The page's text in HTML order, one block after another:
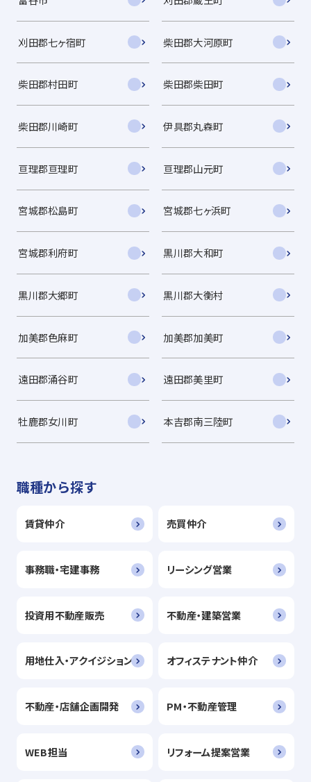
刈田郡七ヶ宿町 柴田郡大河原町
柴田郡村田町 柴田郡柴田町
柴田郡川崎町 伊具郡丸森町
亘理郡亘理町 亘理郡山元町
宮城郡松島町 宮城郡七ヶ浜町
宮城郡利府町 黒川郡大和町
黒川郡大郷町 黒川郡大衡村
加美郡色麻町 加美郡加美町
遠田郡涌谷町 遠田郡美里町
牡鹿郡女川町 本吉郡南三陸町
職種から探す
賃貸仲介 売買仲介
事務職・宅建事務 リーシング営業
投資用不動産販売 不動産・建築営業
用地仕入・アクイジション オフィステナント仲介
不動産・店舗企画開発 PM・不動産管理
WEB担当 リフォーム提案営業